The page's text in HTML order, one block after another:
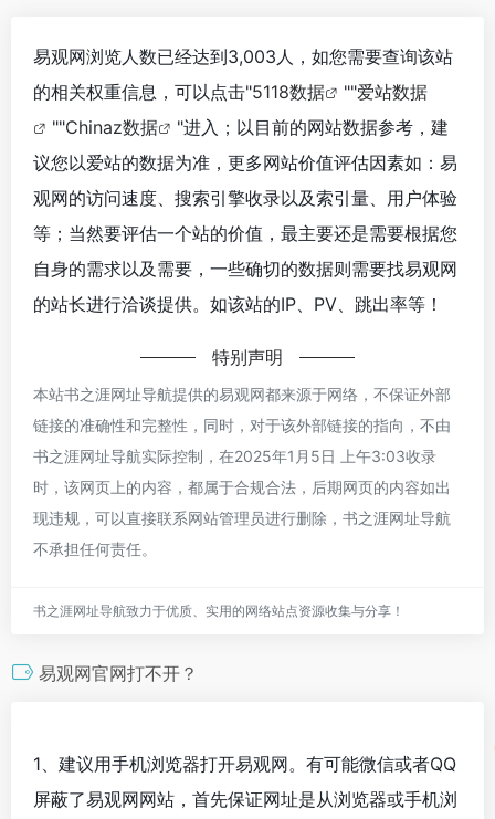
易观网浏览人数已经达到3,003人，如您需要查询该站
的相关权重信息，可以点击"5118数据 ""爱站数据
""Chinaz数据
"进入；以目前的网站数据参考，建
议您以爱站的数据为准，更多网站价值评估因素如：易
观网的访问速度、搜索引擎收录以及索引量、用户体验
等；当然要评估一个站的价值，最主要还是需要根据您
自身的需求以及需要，一些确切的数据则需要找易观网
的站长进行洽谈提供。如该站的IP、PV、跳出率等！
特别声明
本站书之涯网址导航提供的易观网都来源于网络，不保证外部
链接的准确性和完整性，同时，对于该外部链接的指向，不由
书之涯网址导航实际控制，在2025年1月5日 上午3:03收录
时，该网页上的内容，都属于合规合法，后期网页的内容如出
现违规，可以直接联系网站管理员进行删除，书之涯网址导航
不承担任何责任。
书之涯网址导航致力于优质、实用的网络站点资源收集与分享！
易观网官网打不开？
1、建议用手机浏览器打开易观网。有可能微信或者QQ
屏蔽了易观网网站，首先保证网址是从浏览器或手机浏